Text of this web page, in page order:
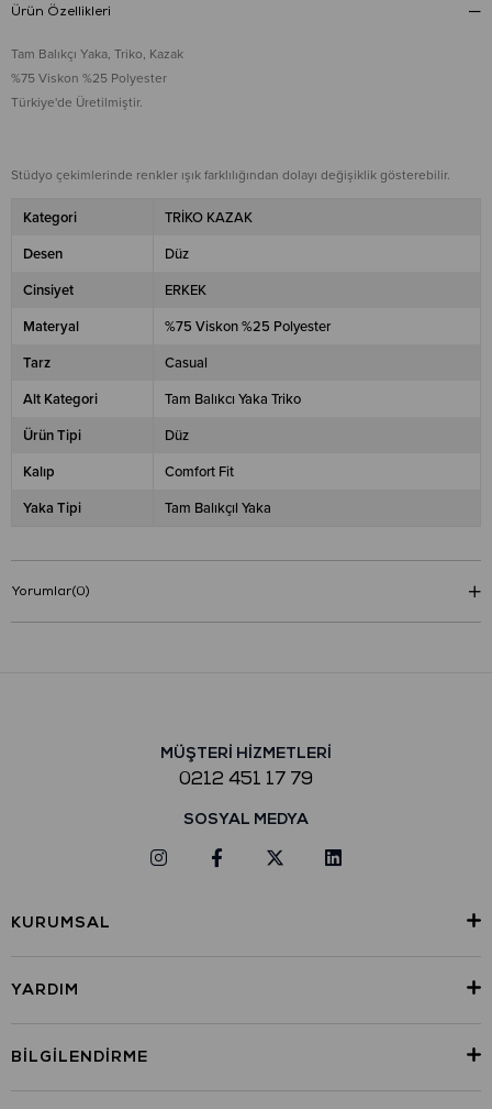
Ürün Özellikleri
Tam Balıkçı Yaka, Triko, Kazak
%75 Viskon %25 Polyester
Türkiye'de Üretilmiştir.
Stüdyo çekimlerinde renkler ışık farklılığından dolayı değişiklik gösterebilir.
Kategori TRİKO KAZAK
Desen Düz
Cinsiyet ERKEK
Materyal %75 Viskon %25 Polyester
Tarz Casual
Alt Kategori Tam Balıkcı Yaka Triko
Ürün Tipi Düz
Kalıp Comfort Fit
Yaka Tipi Tam Balıkçıl Yaka
Yorumlar(0)
MÜŞTERİ HİZMETLERİ
0212 451 17 79
SOSYAL MEDYA
KURUMSAL
YARDIM
BILGILENDIRME